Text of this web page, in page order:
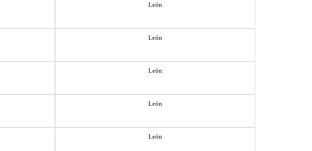
León
León
León
León
León